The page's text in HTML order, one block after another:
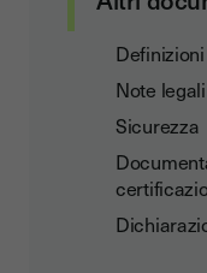
Definizioni
Note legali
Sicurezza